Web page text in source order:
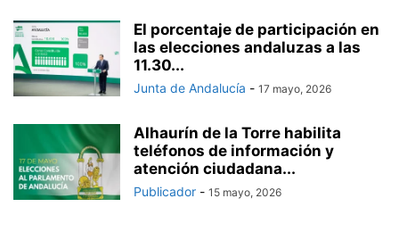
El porcentaje de participación en
las elecciones andaluzas a las
11.30...
Junta de Andalucía - 17 mayo, 2026
Alhaurín de la Torre habilita
teléfonos de información y
atención ciudadana...
Publicador - 15 mayo, 2026